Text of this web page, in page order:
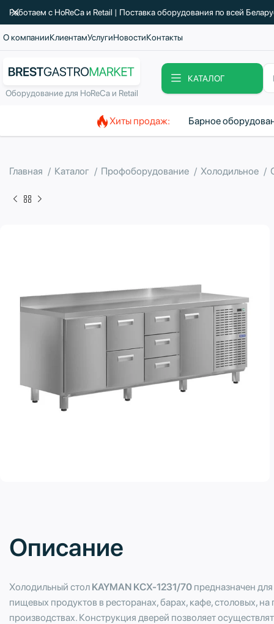
О компанииКлиентамУслугиНовостиКонтакты
Оборудование для HoReCa и Retail
КАТАЛОГ
Хиты продаж: Барное
Главная Каталог Профоборудование Холодильное
Описание
Холодильный стол KAYMAN KСХ-1231/70 предназначен
пищевых продуктов в ресторанах, барах, кафе, столовых,
производствах. Конструкция дверей позволяет
Работаем с HoReCa и Retail | Поставка оборудования по всей